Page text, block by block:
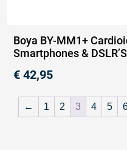
Boya BY-MM1+
Smartphones & DSLR’S
€ 42,95
← 1 2 3 4 5